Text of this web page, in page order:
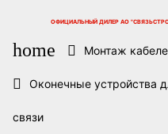
ОФИЦИАЛЬНЫЙ ДИЛЕР АО
home Монтаж
Оконечные устройства
связи